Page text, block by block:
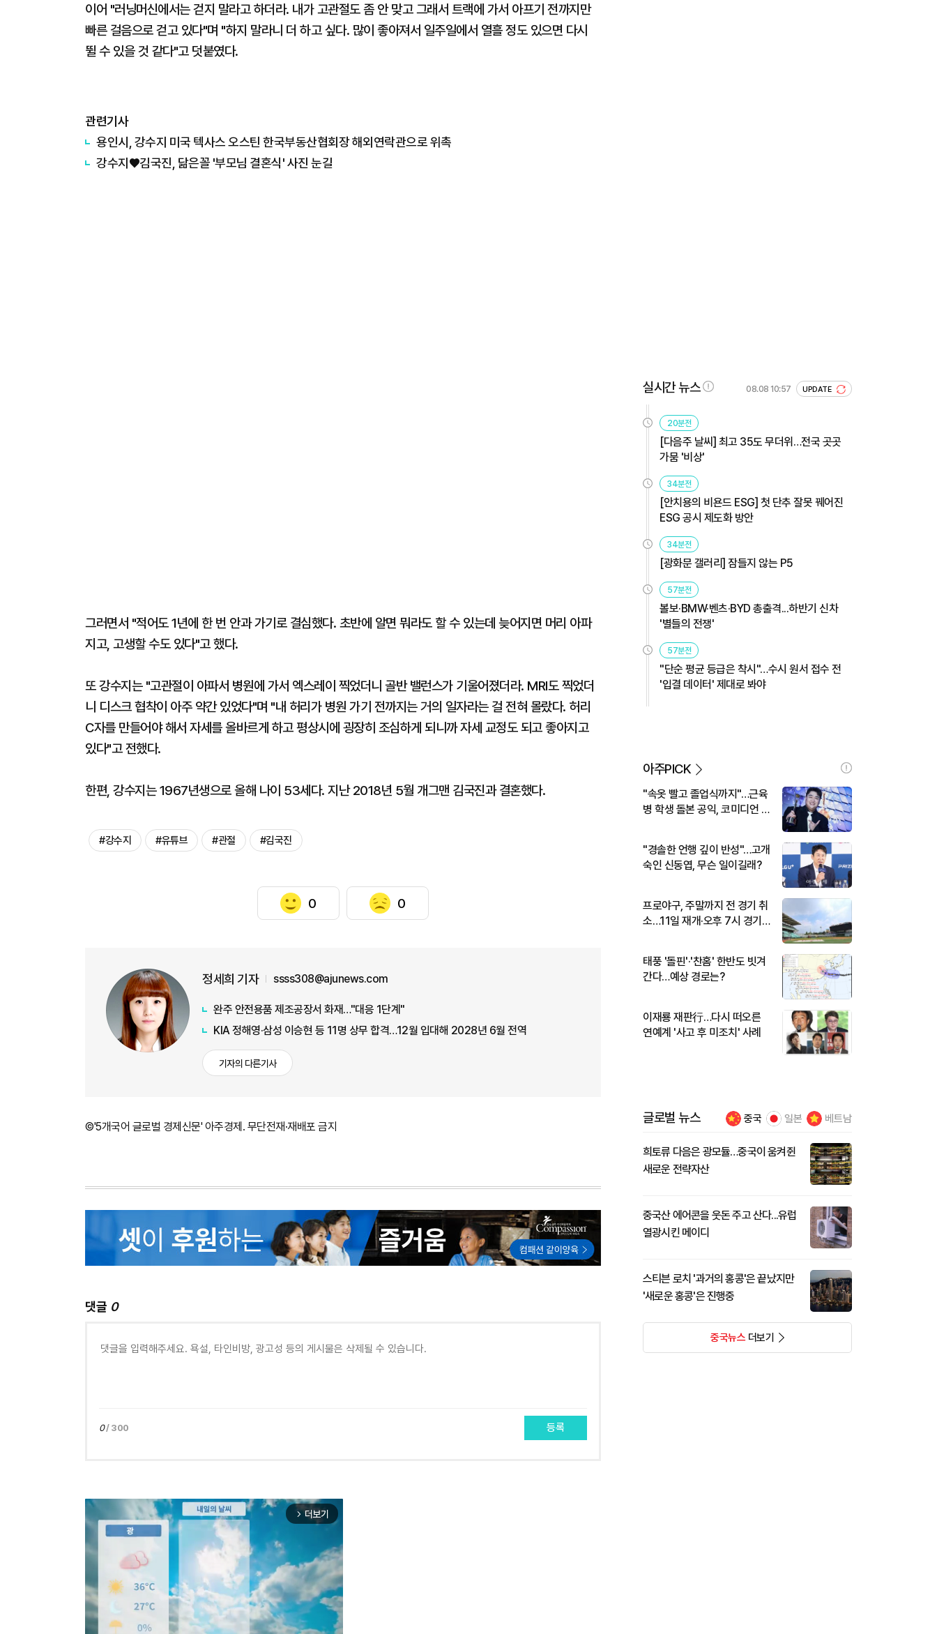
이어 "러닝머신에서는 걷지 말라고 하더라. 내가 고관절도 좀 안 맞고 그래서 트랙에 가서 아프기 전까지만
빠른 걸음으로 걷고 있다"며 "하지 말라니 더 하고 싶다. 많이 좋아져서 일주일에서 열흘 정도 있으면 다시
뛸 수 있을 것 같다"고 덧붙였다.
관련기사
용인시, 강수지 미국 텍사스 오스틴 한국부동산협회장 해외연락관으로 위촉
강수지♥김국진, 닮은꼴 '부모님 결혼식' 사진 눈길
그러면서 "적어도 1년에 한 번 안과 가기로 결심했다. 초반에 알면 뭐라도 할 수 있는데 늦어지면 머리 아파
지고, 고생할 수도 있다"고 했다.
또 강수지는 "고관절이 아파서 병원에 가서 엑스레이 찍었더니 골반 밸런스가 기울어졌더라. MRI도 찍었더
니 디스크 협착이 아주 약간 있었다"며 "내 허리가 병원 가기 전까지는 거의 일자라는 걸 전혀 몰랐다. 허리
C자를 만들어야 해서 자세를 올바르게 하고 평상시에 굉장히 조심하게 되니까 자세 교정도 되고 좋아지고
있다"고 전했다.
한편, 강수지는 1967년생으로 올해 나이 53세다. 지난 2018년 5월 개그맨 김국진과 결혼했다.
#강수지 #유튜브 #관절 #김국진
0 0
정세희 기자 ssss308@ajunews.com
완주 안전용품 제조공장서 화재…"대응 1단계"
KIA 정해영·삼성 이승현 등 11명 상무 합격…12월 입대해 2028년 6월 전역
기자의 다른기사
©'5개국어 글로벌 경제신문' 아주경제. 무단전재·재배포 금지
댓글 0
0/ 300 등록
arrow_forward_ios 더보기
실시간 뉴스 08.08 10:57 UPDATE
20분전
[다음주 날씨] 최고 35도 무더위…전국 곳곳
가뭄 '비상'
34분전
[안치용의 비욘드 ESG] 첫 단추 잘못 꿰어진
ESG 공시 제도화 방안
34분전
[광화문 갤러리] 잠들지 않는 P5
57분전
볼보·BMW·벤츠·BYD 총출격...하반기 신차
'별들의 전쟁'
57분전
"단순 평균 등급은 착시"…수시 원서 접수 전
'입결 데이터' 제대로 봐야
아주PICK
"속옷 빨고 졸업식까지"…근육
병 학생 돌본 공익, 코미디언 김
"경솔한 언행 깊이 반성"…고개
숙인 신동엽, 무슨 일이길래?
프로야구, 주말까지 전 경기 취
소…11일 재개·오후 7시 경기
태풍 '돌핀'·'찬홈' 한반도 빗겨
간다…예상 경로는?
이재룡 재판行…다시 떠오른
연예계 '사고 후 미조치' 사례
글로벌 뉴스 중국 일본 베트남
희토류 다음은 광모듈…중국이 움켜쥔
새로운 전략자산
중국산 에어콘을 웃돈 주고 산다...유럽
열광시킨 메이디
스티븐 로치 '과거의 홍콩'은 끝났지만
'새로운 홍콩'은 진행중
중국뉴스더보기